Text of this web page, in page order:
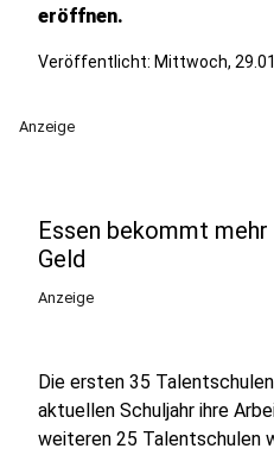
eröffnen.
Veröffentlicht: Mittwoch,
Anzeige
Essen bekommt
Geld
Anzeige
Die ersten 35
aktuellen Schuljahr ihre
weiteren 25 Talentschulen